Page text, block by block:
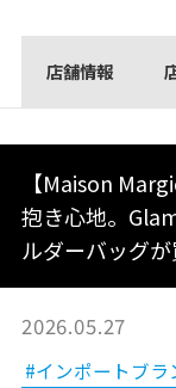
店舗情報
【Maison
抱き心地。
ルダーバッグ
2026.05.27
#インポートブラ